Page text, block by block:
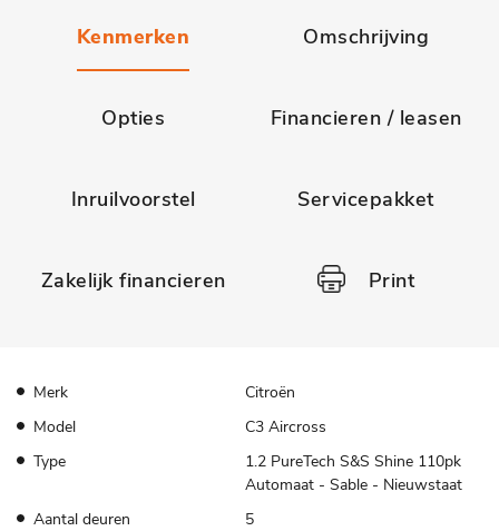
Kenmerken Omschrijving
Opties Financieren / leasen
Inruilvoorstel Servicepakket
Zakelijk financieren Print
Merk
Citroën
Model
C3 Aircross
Type
1.2 PureTech S&S Shine 110pk
Automaat - Sable - Nieuwstaat
Aantal deuren
5